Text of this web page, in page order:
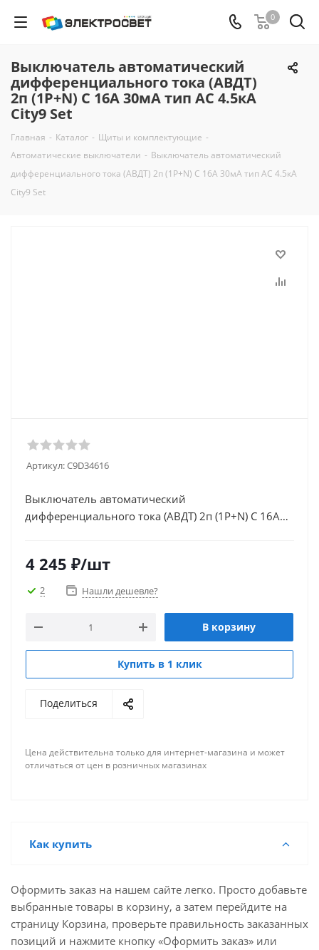
0
Выключатель автоматический
дифференциального тока (АВДТ)
2п (1P+N) C 16А 30мА тип AC 4.5кА
City9 Set
Главная - Каталог - Щиты и комплектующие -
Автоматические выключатели - Выключатель автоматический
дифференциального тока (АВДТ) 2п (1P+N) C 16А 30мА тип AC 4.5кА
City9 Set
Артикул:C9D34616
Выключатель автоматический
дифференциального тока (АВДТ) 2п (1P+N) C 16А
4 245 ₽/шт
2 Нашли дешевле?
В корзину
Купить в 1 клик
Поделиться
Цена действительна только для интернет-магазина и может
отличаться от цен в розничных магазинах
Как купить
Оформить заказ на нашем сайте легко. Просто добавьте
выбранные товары в корзину, а затем перейдите на
страницу Корзина, проверьте правильность заказанных
позиций и нажмите кнопку «Оформить заказ» или